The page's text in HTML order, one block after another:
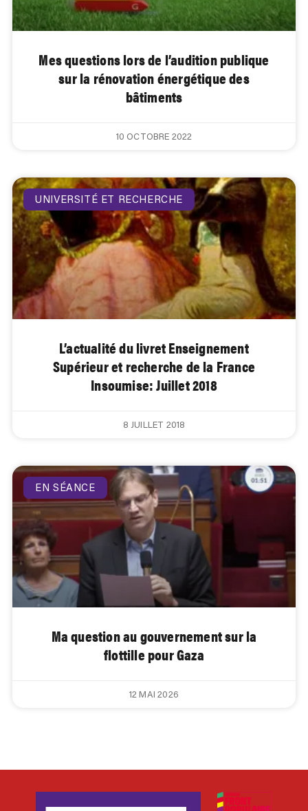
Mes questions lors de l’audition publique
sur la rénovation énergétique des
bâtiments
10 OCTOBRE 2022
UNIVERSITÉ ET RECHERCHE
L’actualité du livret Enseignement
Supérieur et recherche de la France
Insoumise: Juillet 2018
8 JUILLET 2018
EN SÉANCE
Ma question au gouvernement sur la
flottille pour Gaza
12 MAI 2026